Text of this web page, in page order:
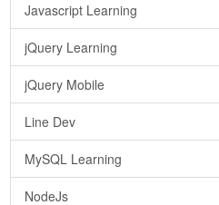
Javascript Learning
jQuery Learning
jQuery Mobile
Line Dev
MySQL Learning
NodeJs